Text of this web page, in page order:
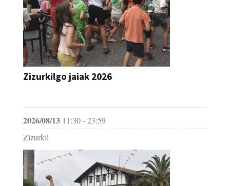
Zizurkilgo jaiak 2026
2026/08/13 11:30 - 23:59
Zizurkil